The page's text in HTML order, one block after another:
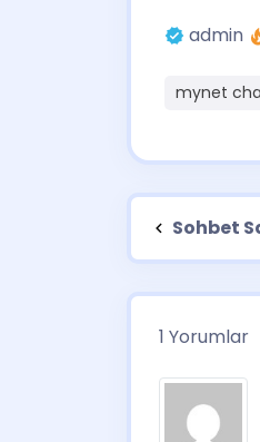
admin
mynet
Sohbet
1 Yorumlar